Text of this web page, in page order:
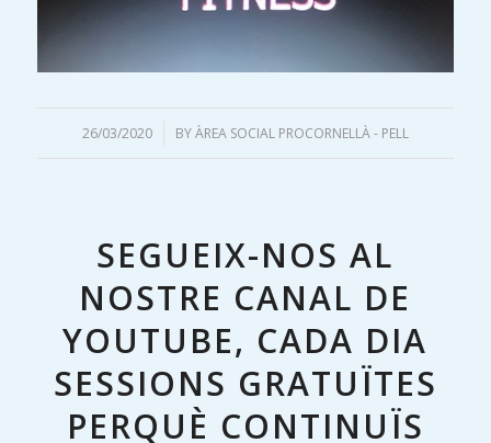
26/03/2020
/ BYÀREA SOCIAL PROCORNELLÀ - PELL
SEGUEIX-NOS AL
NOSTRE CANAL DE
YOUTUBE, CADA DIA
SESSIONS GRATUÏTES
PERQUÈ CONTINUÏS